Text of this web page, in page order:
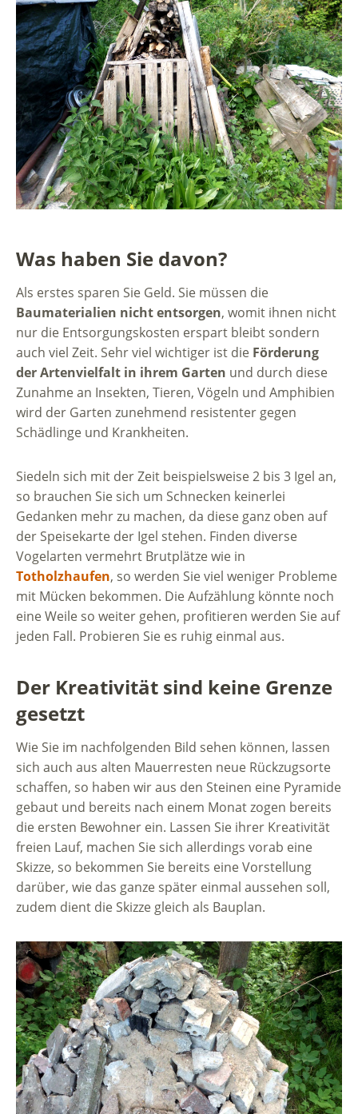
Was haben Sie davon?
Als erstes sparen Sie Geld. Sie müssen die
Baumaterialien nicht entsorgen, womit ihnen nicht
nur die Entsorgungskosten erspart bleibt sondern
auch viel Zeit. Sehr viel wichtiger ist die Förderung
der Artenvielfalt in ihrem Garten und durch diese
Zunahme an Insekten, Tieren, Vögeln und Amphibien
wird der Garten zunehmend resistenter gegen
Schädlinge und Krankheiten.
Siedeln sich mit der Zeit beispielsweise 2 bis 3 Igel an,
so brauchen Sie sich um Schnecken keinerlei
Gedanken mehr zu machen, da diese ganz oben auf
der Speisekarte der Igel stehen. Finden diverse
Vogelarten vermehrt Brutplätze wie in
Totholzhaufen, so werden Sie viel weniger Probleme
mit Mücken bekommen. Die Aufzählung könnte noch
eine Weile so weiter gehen, profitieren werden Sie auf
jeden Fall. Probieren Sie es ruhig einmal aus.
Der Kreativität sind keine Grenze
gesetzt
Wie Sie im nachfolgenden Bild sehen können, lassen
sich auch aus alten Mauerresten neue Rückzugsorte
schaffen, so haben wir aus den Steinen eine Pyramide
gebaut und bereits nach einem Monat zogen bereits
die ersten Bewohner ein. Lassen Sie ihrer Kreativität
freien Lauf, machen Sie sich allerdings vorab eine
Skizze, so bekommen Sie bereits eine Vorstellung
darüber, wie das ganze später einmal aussehen soll,
zudem dient die Skizze gleich als Bauplan.